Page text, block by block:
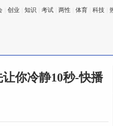
创业 知识 考试 两性 体育 科技
你冷静10秒-快播